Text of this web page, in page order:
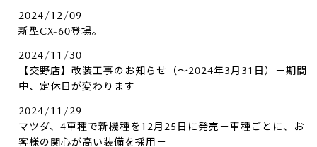
2024/12/09
新型CX-60登場。
2024/11/30
【交野店】改装工事のお知らせ（～2024年3月31日）－期間
中、定休日が変わります－
2024/11/29
マツダ、4車種で新機種を12月25日に発売－車種ごとに、お
客様の関心が高い装備を採用－